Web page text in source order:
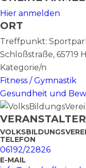
Hier anmelden
ORT
Treffpunkt:
Schloßstraße, 65719
Kategorie/n
Fitness / Gymnastik
Gesundheit und
VERANSTALTER
TELEFON
06192/22826
E-MAIL